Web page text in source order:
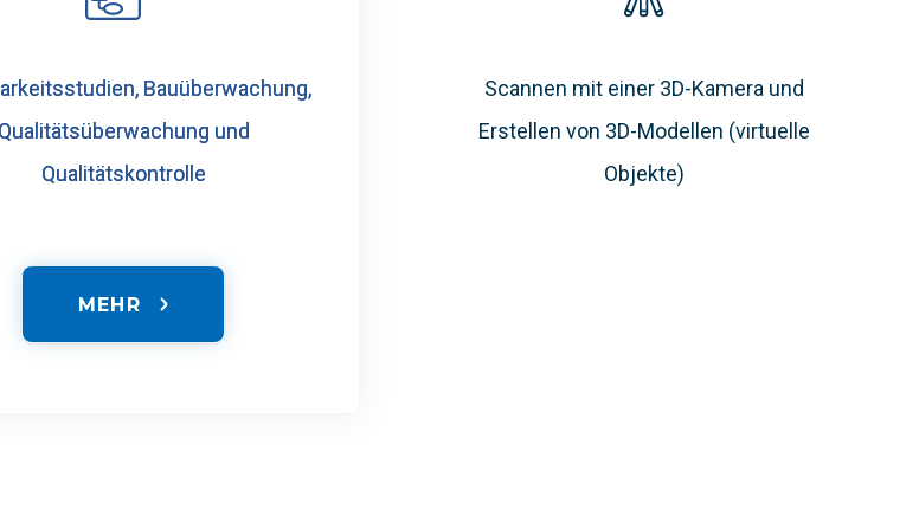
Bauüberwachung,
Qualitätsüberwachung und
Qualitätskontrolle
MEHR
Scannen mit einer 3D-Kamera und
Erstellen von 3D-Modellen (virtuelle
Objekte)